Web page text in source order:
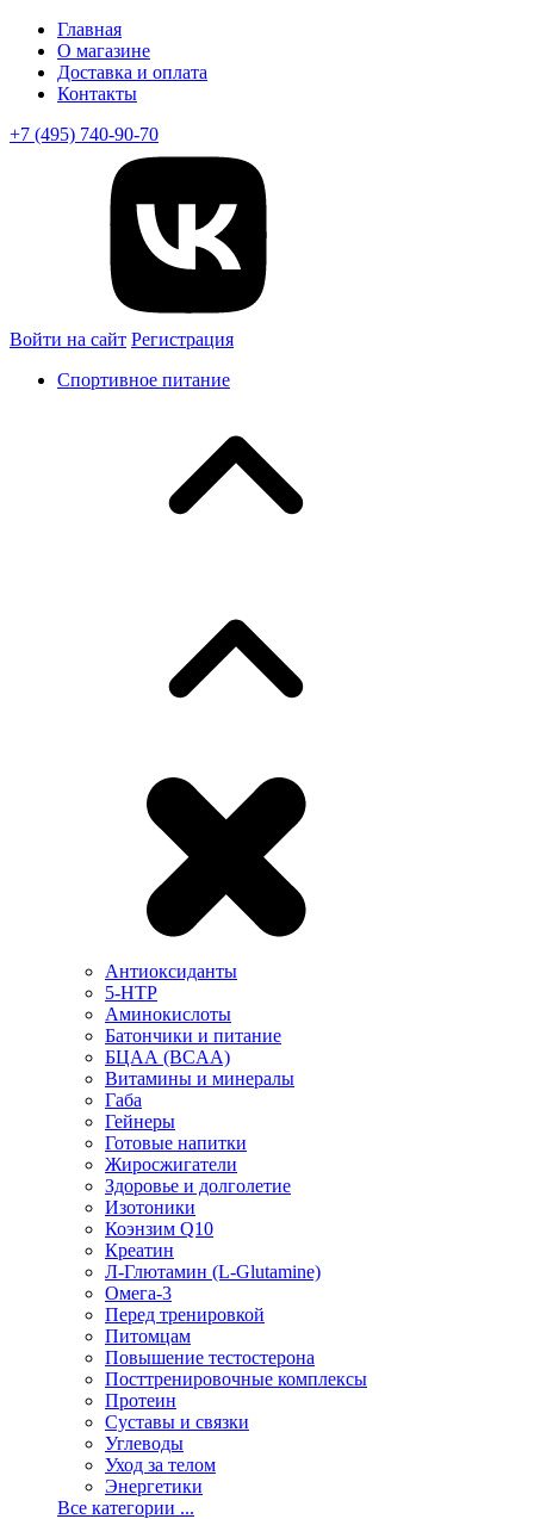
Главная
О магазине
Доставка и оплата
Контакты
+7 (495) 740-90-70
Войти на сайт Регистрация
Спортивное питание
Антиоксиданты
5-HTP
Аминокислоты
Батончики и питание
БЦАА (BCAA)
Витамины и минералы
Габа
Гейнеры
Готовые напитки
Жиросжигатели
Здоровье и долголетие
Изотоники
Коэнзим Q10
Креатин
Л-Глютамин (L-Glutamine)
Омега-3
Перед тренировкой
Питомцам
Повышение тестостерона
Посттренировочные комплексы
Протеин
Суставы и связки
Углеводы
Уход за телом
Энергетики
Все категории ...